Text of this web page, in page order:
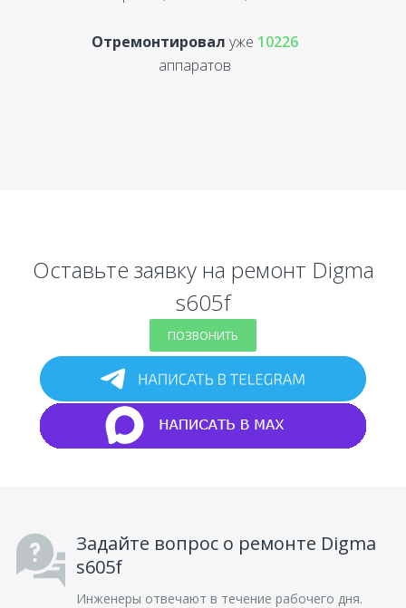
Отремонтировал уже 10226
аппаратов
Оставьте заявку на ремонт Digma
s605f
ПОЗВОНИТЬ
Задайте вопрос о ремонте Digma
s605f
Инженеры отвечают в течение рабочего дня.